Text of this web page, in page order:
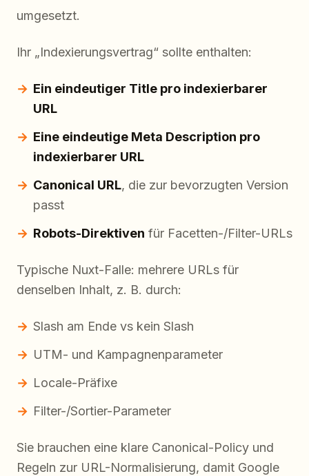
umgesetzt.
Ihr „Indexierungsvertrag“ sollte enthalten:
Ein eindeutiger Title pro indexierbarer
URL
Eine eindeutige Meta Description pro
indexierbarer URL
Canonical URL, die zur bevorzugten Version
passt
Robots-Direktiven für Facetten-/Filter-URLs
Typische Nuxt-Falle: mehrere URLs für
denselben Inhalt, z. B. durch:
Slash am Ende vs kein Slash
UTM- und Kampagnenparameter
Locale-Präfixe
Filter-/Sortier-Parameter
Sie brauchen eine klare Canonical-Policy und
Regeln zur URL-Normalisierung, damit Google